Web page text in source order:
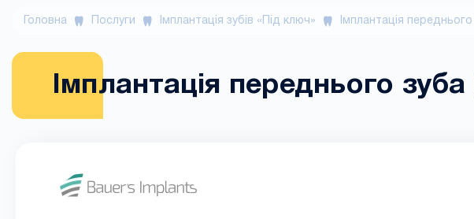
Головна Послуги Імплантація зубів «Під ключ» Імплантація
Імплантація переднього